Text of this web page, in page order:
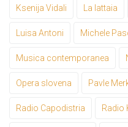
Ksenija Vidali La lattaia
Luisa Antoni Michele
Musica contemporanea
Opera slovena Pavle
Radio Capodistria Radio